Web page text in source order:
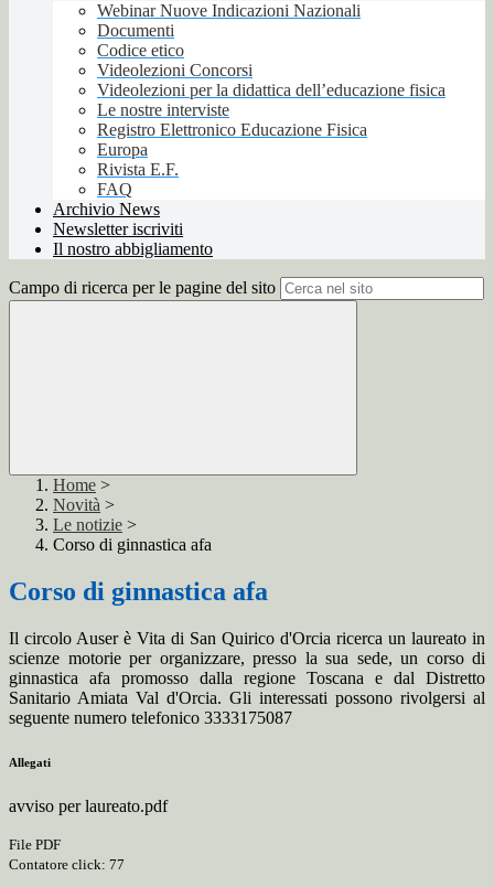
Webinar Nuove Indicazioni Nazionali
Documenti
Codice etico
Videolezioni Concorsi
Videolezioni per la didattica dell’educazione fisica
Le nostre interviste
Registro Elettronico Educazione Fisica
Europa
Rivista E.F.
FAQ
Archivio News
Newsletter iscriviti
Il nostro abbigliamento
Campo di ricerca per le pagine del sito
Home >
Novità >
Le notizie >
Corso di ginnastica afa
Corso di ginnastica afa
Il circolo Auser è Vita di San Quirico d'Orcia ricerca un laureato in
scienze motorie per organizzare, presso la sua sede, un corso di
ginnastica afa promosso dalla regione Toscana e dal Distretto
Sanitario Amiata Val d'Orcia. Gli interessati possono rivolgersi al
seguente numero telefonico 3333175087
Allegati
avviso per laureato.pdf
File PDF
Contatore click: 77